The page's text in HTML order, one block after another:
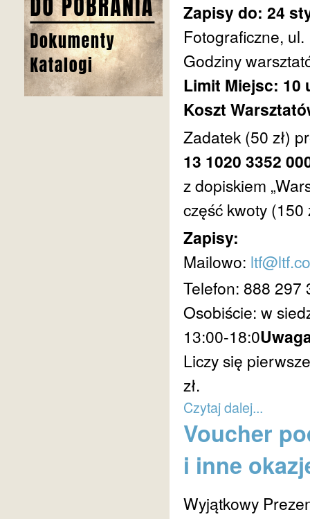
Zapisy do: 24
Fotograficzne,
Godziny
Limit Miejsc: 10
Koszt
Zadatek (50 zł)
13 1020 3352
z dopiskiem
część kwoty (150
Zapisy:
Mailowo:
Telefon: 888 297
Osobiście: w
13:00-18:0
Liczy się
zł.
Czytaj dalej...
Voucher
i inne
Wyjątkowy